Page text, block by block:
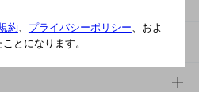
約、 プライバシーポリシー、およ
とになります。